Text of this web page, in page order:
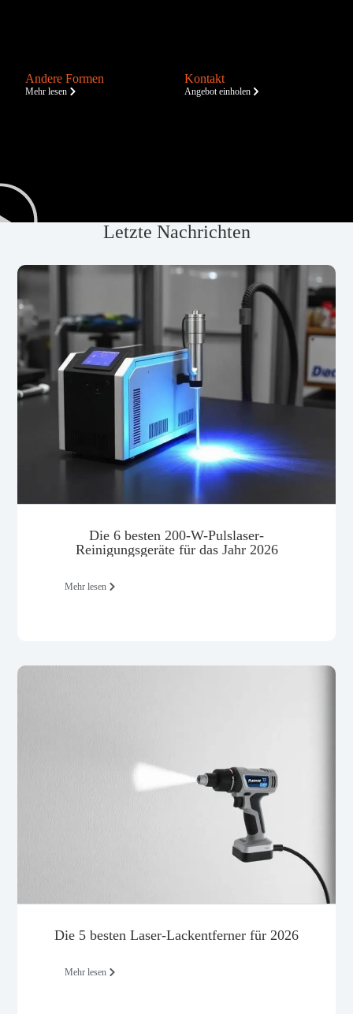
Andere Formen
Mehr lesen
Kontakt
Angebot einholen
Letzte Nachrichten
Die 6 besten 200-W-Pulslaser-
Reinigungsgeräte für das Jahr 2026
Mehr lesen
Die 5 besten Laser-Lackentferner für 2026
Mehr lesen